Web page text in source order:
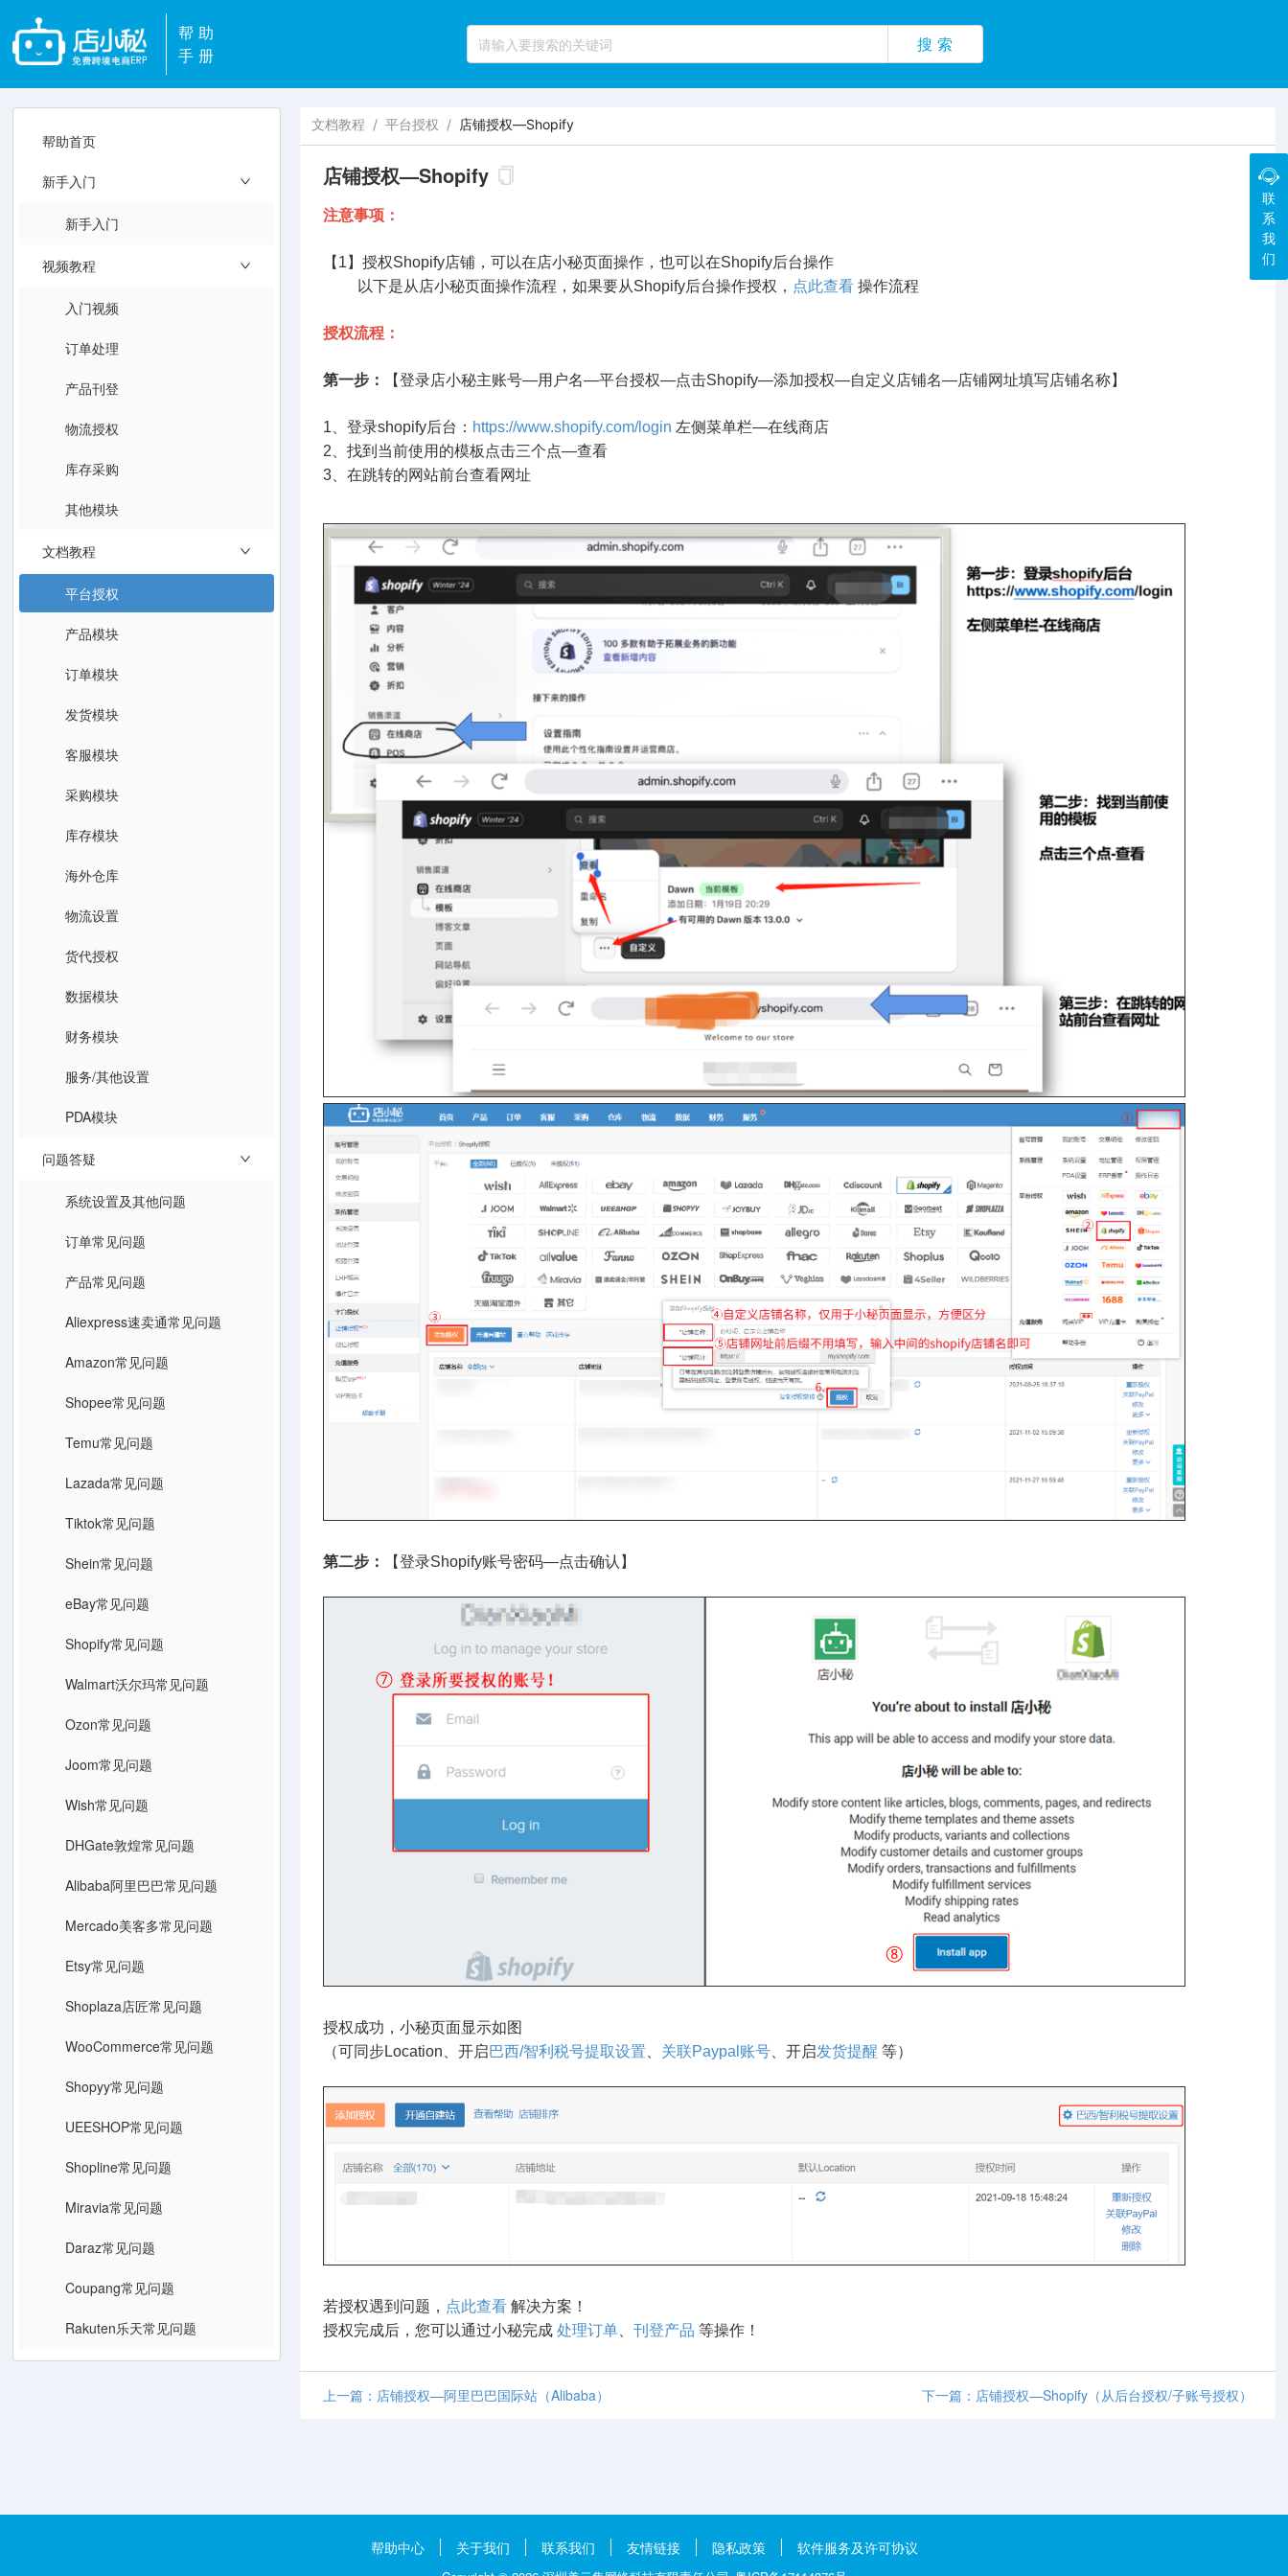
帮助
手册
搜 索
帮助首页
新手入门
新手入门
视频教程
入门视频
订单处理
产品刊登
物流授权
库存采购
其他模块
文档教程
平台授权
产品模块
订单模块
发货模块
客服模块
采购模块
库存模块
海外仓库
物流设置
货代授权
数据模块
财务模块
服务/其他设置
PDA模块
问题答疑
系统设置及其他问题
订单常见问题
产品常见问题
Aliexpress速卖通常见问题
Amazon常见问题
Shopee常见问题
Temu常见问题
Lazada常见问题
Tiktok常见问题
Shein常见问题
eBay常见问题
Shopify常见问题
Walmart沃尔玛常见问题
Ozon常见问题
Joom常见问题
Wish常见问题
DHGate敦煌常见问题
Alibaba阿里巴巴常见问题
Mercado美客多常见问题
Etsy常见问题
Shoplaza店匠常见问题
WooCommerce常见问题
Shopyy常见问题
UEESHOP常见问题
Shopline常见问题
Miravia常见问题
Daraz常见问题
Coupang常见问题
Rakuten乐天常见问题
文档教程 / 平台授权 / 店铺授权—Shopify
店铺授权—Shopify
注意事项：
【1】授权Shopify店铺，可以在店小秘页面操作，也可以在Shopify后台操作
以下是从店小秘页面操作流程，如果要从Shopify后台操作授权， 点此查看 操作流程
授权流程：
第一步： 【登录店小秘主账号—用户名—平台授权—点击Shopify—添加授权—自定义店铺名—店铺网址填写店铺名称】
1、登录shopify后台： https://www.shopify.com/login 左侧菜单栏—在线商店
2、找到当前使用的模板点击三个点—查看
3、在跳转的网站前台查看网址
第二步： 【登录Shopify账号密码—点击确认】
授权成功，小秘页面显示如图
（可同步Location、开启巴西/智利税号提取设置 关联Paypal账号 、开启发货提醒 等）
若授权遇到问题， 点此查看 解决方案！
授权完成后，您可以通过小秘完成处理订单 、刊登产品 等操作！
上一篇：店铺授权—阿里巴巴国际站（Alibaba） 下一篇：店铺授权—Shopify（从后台授权/子账号授权）
帮助中心 关于我们 联系我们 友情链接 隐私政策 软件服务及许可协议
联
系
我
们